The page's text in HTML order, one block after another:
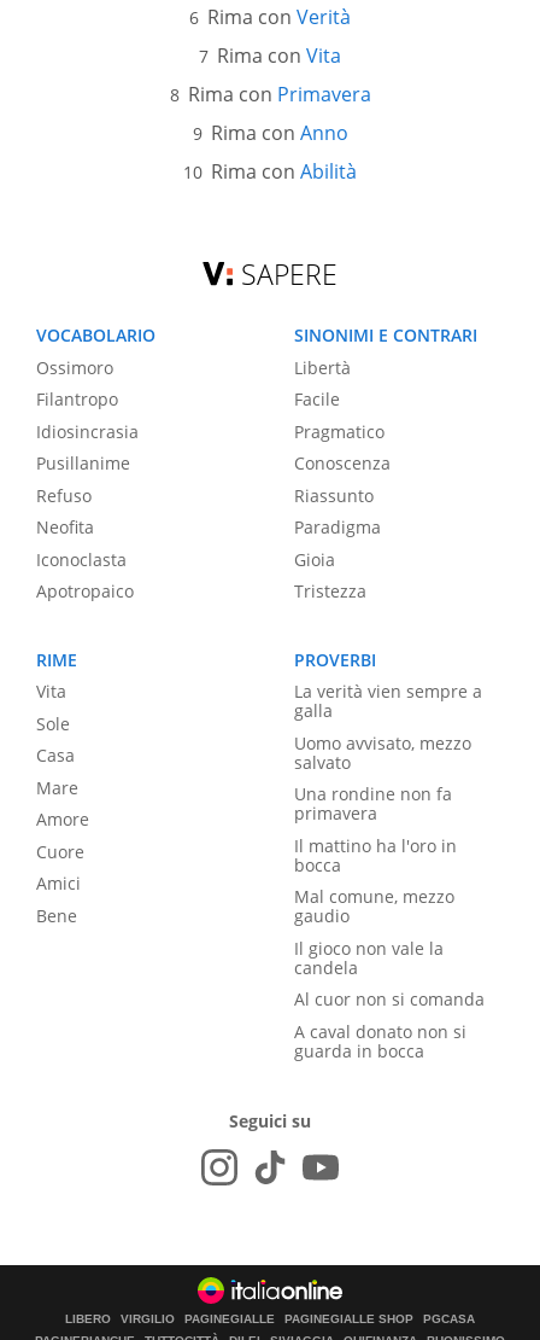
Rima con Verità
Rima con Vita
Rima con Primavera
Rima con Anno
Rima con Abilità
SAPERE
VOCABOLARIO
Ossimoro
Filantropo
Idiosincrasia
Pusillanime
Refuso
Neofita
Iconoclasta
Apotropaico
SINONIMI E CONTRARI
Libertà
Facile
Pragmatico
Conoscenza
Riassunto
Paradigma
Gioia
Tristezza
RIME
Vita
Sole
Casa
Mare
Amore
Cuore
Amici
Bene
PROVERBI
La verità vien sempre a
galla
Uomo avvisato, mezzo
salvato
Una rondine non fa
primavera
Il mattino ha l'oro in
bocca
Mal comune, mezzo
gaudio
Il gioco non vale la
candela
Al cuor non si comanda
A caval donato non si
guarda in bocca
Seguici su
LIBERO VIRGILIO PAGINEGIALLE PAGINEGIALLE SHOP
PGCASA